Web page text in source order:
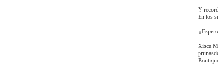
Y
En los
Xisca